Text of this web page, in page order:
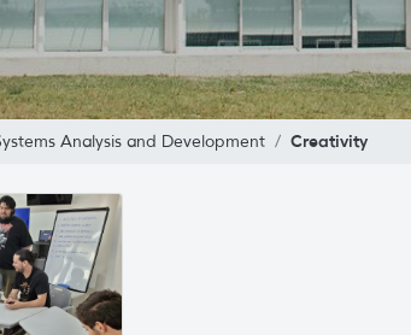
Analysis and Development Creativity